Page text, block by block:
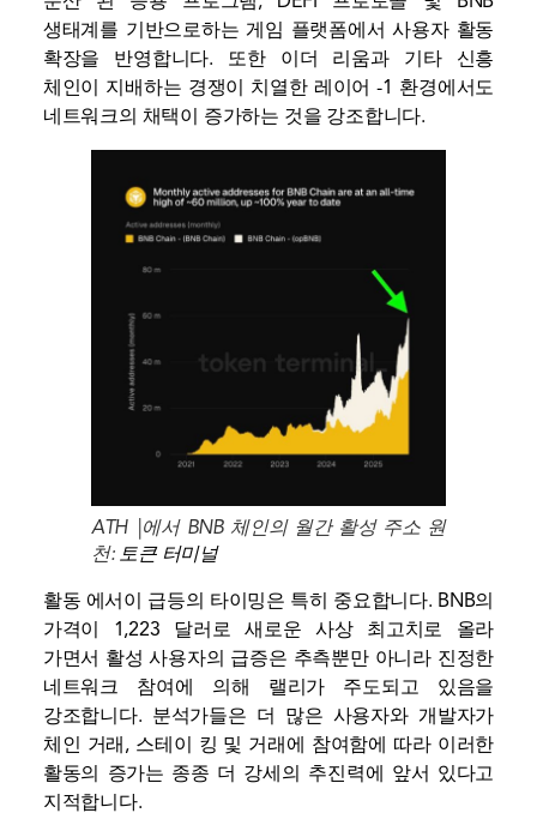
생태계를 기반으로하는 게임 플랫폼에서 사용자 활동
확장을 반영합니다. 또한 이더 리움과 기타 신흥
체인이 지배하는 경쟁이 치열한 레이어 -1 환경에서도
네트워크의 채택이 증가하는 것을 강조합니다.
ATH |에서 BNB 체인의 월간 활성 주소 원
천: 토큰 터미널
활동 에서이 급등의 타이밍은 특히 중요합니다. BNB의
가격이 1,223 달러로 새로운 사상 최고치로 올라
가면서 활성 사용자의 급증은 추측뿐만 아니라 진정한
네트워크 참여에 의해 랠리가 주도되고 있음을
강조합니다. 분석가들은 더 많은 사용자와 개발자가
체인 거래, 스테이 킹 및 거래에 참여함에 따라 이러한
활동의 ​​증가는 종종 더 강세의 추진력에 앞서 있다고
지적합니다.